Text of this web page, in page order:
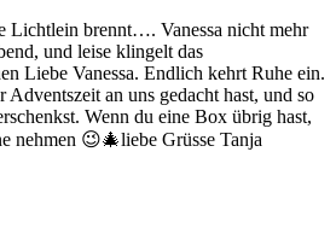
Lichtlein brennt…. Vanessa nicht mehr
und leise klingelt das
Liebe Vanessa. Endlich kehrt Ruhe ein.
Adventszeit an uns gedacht hast, und so
Wenn du eine Box übrig hast,
nehmen 😉🎄liebe Grüsse Tanja